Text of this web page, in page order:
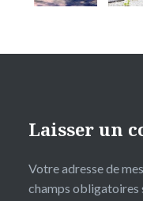
Laisser un
Votre adresse de
champs obligatoires